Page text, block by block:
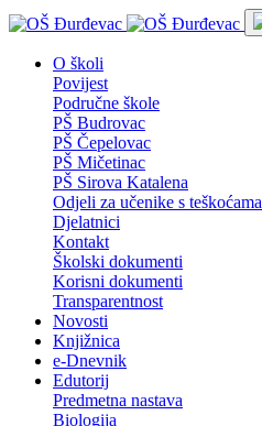
O školi
Povijest
Područne škole
PŠ Budrovac
PŠ Čepelovac
PŠ Mičetinac
PŠ Sirova Katalena
Odjeli za učenike s
Djelatnici
Kontakt
Školski dokumenti
Korisni dokumenti
Transparentnost
Novosti
Knjižnica
e-Dnevnik
Edutorij
Predmetna nastava
Biologija